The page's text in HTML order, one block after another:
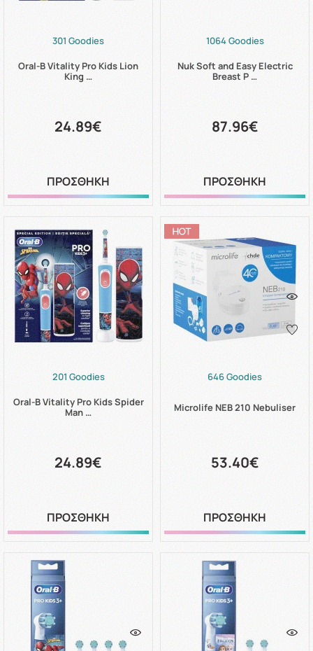
301 Goodies
Oral-B Vitality Pro Kids Lion
King …
24.89€
ΠΡΟΣΘΗΚΗ
1064 Goodies
Nuk Soft and Easy Electric
Breast P …
87.96€
ΠΡΟΣΘΗΚΗ
201 Goodies
Oral-B Vitality Pro Kids Spider
Man …
24.89€
ΠΡΟΣΘΗΚΗ
646 Goodies
Microlife NEB 210 Nebuliser
53.40€
ΠΡΟΣΘΗΚΗ